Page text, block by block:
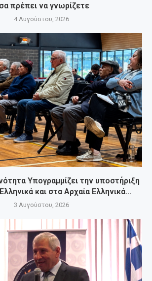
πρέπει να γνωρίζετε
4 Αυγούστου, 2026
Υπογραμμίζει την υποστήριξη
και στα Αρχαία Ελληνικά...
3 Αυγούστου, 2026